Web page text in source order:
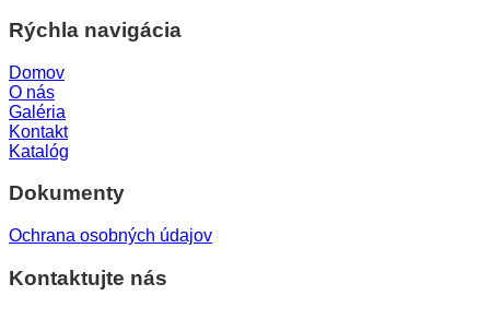
Rýchla navigácia
Domov
O nás
Galéria
Kontakt
Katalóg
Dokumenty
Ochrana osobných údajov
Kontaktujte nás